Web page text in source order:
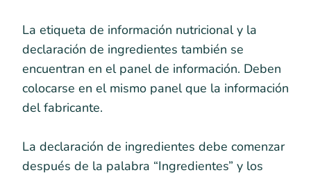
La etiqueta de información nutricional y la
declaración de ingredientes también se
encuentran en el panel de información. Deben
colocarse en el mismo panel que la información
del fabricante.
La declaración de ingredientes debe comenzar
después de la palabra “Ingredientes” y los